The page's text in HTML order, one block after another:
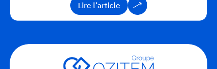
Lire l’article
Lire l’article